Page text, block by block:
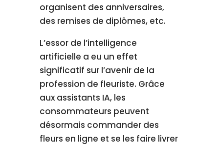
organisent des anniversaires,
des remises de diplômes, etc.
L’essor de l’intelligence
artificielle a eu un effet
significatif sur l’avenir de la
profession de fleuriste. Grâce
aux assistants IA, les
consommateurs peuvent
désormais commander des
fleurs en ligne et se les faire livrer